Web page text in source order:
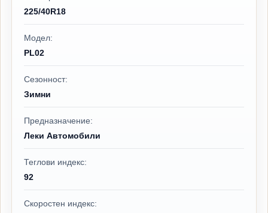
225/40R18
Модел:
PL02
Сезонност:
Зимни
Предназначение:
Леки Автомобили
Теглови индекс:
92
Скоростен индекс: